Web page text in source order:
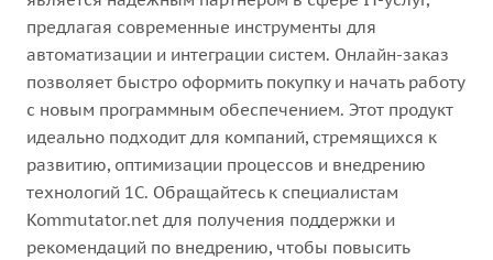
предлагая современные инструменты для
автоматизации и интеграции систем. Онлайн-заказ
позволяет быстро оформить покупку и начать работу
с новым программным обеспечением. Этот продукт
идеально подходит для компаний, стремящихся к
развитию, оптимизации процессов и внедрению
технологий 1С. Обращайтесь к специалистам
Kommutator.net для получения поддержки и
рекомендаций по внедрению, чтобы повысить